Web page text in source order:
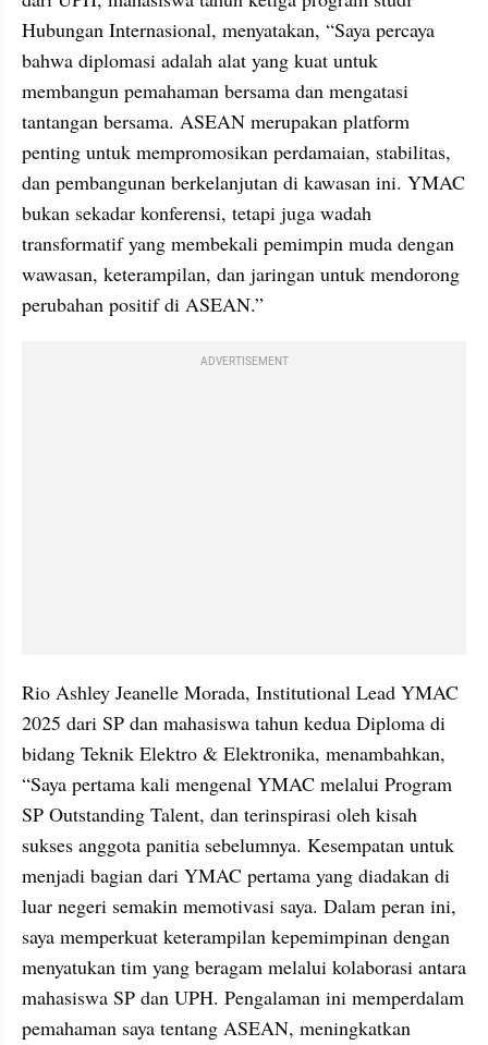
Hubungan Internasional, menyatakan, “Saya percaya
bahwa diplomasi adalah alat yang kuat untuk
membangun pemahaman bersama dan mengatasi
tantangan bersama. ASEAN merupakan platform
penting untuk mempromosikan perdamaian, stabilitas,
dan pembangunan berkelanjutan di kawasan ini. YMAC
bukan sekadar konferensi, tetapi juga wadah
transformatif yang membekali pemimpin muda dengan
wawasan, keterampilan, dan jaringan untuk mendorong
perubahan positif di ASEAN.”
ADVERTISEMENT
Rio Ashley Jeanelle Morada, Institutional Lead YMAC
2025 dari SP dan mahasiswa tahun kedua Diploma di
bidang Teknik Elektro & Elektronika, menambahkan,
“Saya pertama kali mengenal YMAC melalui Program
SP Outstanding Talent, dan terinspirasi oleh kisah
sukses anggota panitia sebelumnya. Kesempatan untuk
menjadi bagian dari YMAC pertama yang diadakan di
luar negeri semakin memotivasi saya. Dalam peran ini,
saya memperkuat keterampilan kepemimpinan dengan
menyatukan tim yang beragam melalui kolaborasi antara
mahasiswa SP dan UPH. Pengalaman ini memperdalam
pemahaman saya tentang ASEAN, meningkatkan